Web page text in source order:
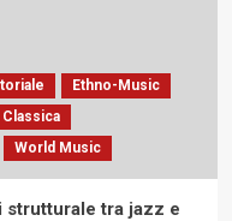
Ethno-Music
World Music
strutturale tra jazz e